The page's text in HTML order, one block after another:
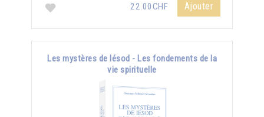
22.00CHF
Ajouter
Les mystères de Iésod - Les fondements de la
vie spirituelle